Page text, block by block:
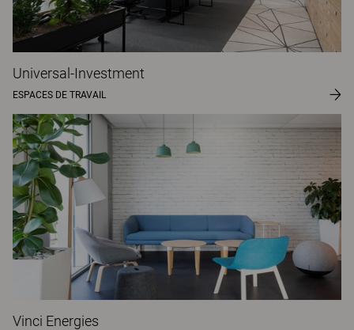
Universal-Investment
ESPACES DE TRAVAIL
Vinci Energies